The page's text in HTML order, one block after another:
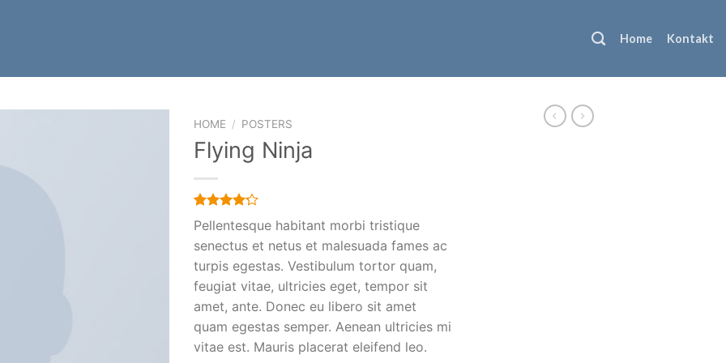
Home Kontakt
HOME / POSTERS
Flying Ninja
Rated
4.17out
of 5
6
customer
ratings
Pellentesque habitant morbi tristique
senectus et netus et malesuada fames ac
turpis egestas. Vestibulum tortor quam,
feugiat vitae, ultricies eget, tempor sit
amet, ante. Donec eu libero sit amet
quam egestas semper. Aenean ultricies mi
vitae est. Mauris placerat eleifend leo.